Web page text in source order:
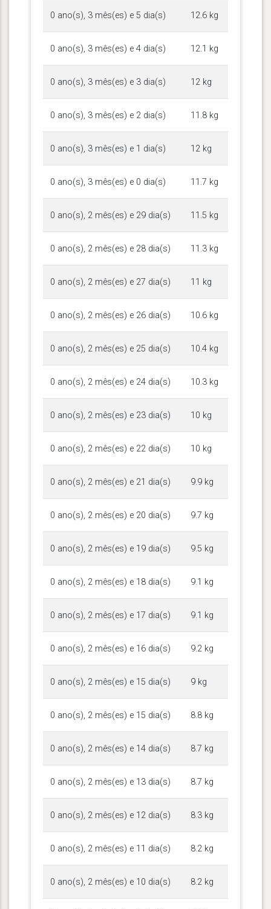
0 ano(s), 3 mês(es) e 5 dia(s) 12.6 kg
0 ano(s), 3 mês(es) e 4 dia(s) 12.1 kg
0 ano(s), 3 mês(es) e 3 dia(s) 12 kg
0 ano(s), 3 mês(es) e 2 dia(s) 11.8 kg
0 ano(s), 3 mês(es) e 1 dia(s) 12 kg
0 ano(s), 3 mês(es) e 0 dia(s) 11.7 kg
0 ano(s), 2 mês(es) e 29 dia(s) 11.5 kg
0 ano(s), 2 mês(es) e 28 dia(s) 11.3 kg
0 ano(s), 2 mês(es) e 27 dia(s) 11 kg
0 ano(s), 2 mês(es) e 26 dia(s) 10.6 kg
0 ano(s), 2 mês(es) e 25 dia(s) 10.4 kg
0 ano(s), 2 mês(es) e 24 dia(s) 10.3 kg
0 ano(s), 2 mês(es) e 23 dia(s) 10 kg
0 ano(s), 2 mês(es) e 22 dia(s) 10 kg
0 ano(s), 2 mês(es) e 21 dia(s) 9.9 kg
0 ano(s), 2 mês(es) e 20 dia(s) 9.7 kg
0 ano(s), 2 mês(es) e 19 dia(s) 9.5 kg
0 ano(s), 2 mês(es) e 18 dia(s) 9.1 kg
0 ano(s), 2 mês(es) e 17 dia(s) 9.1 kg
0 ano(s), 2 mês(es) e 16 dia(s) 9.2 kg
0 ano(s), 2 mês(es) e 15 dia(s) 9 kg
0 ano(s), 2 mês(es) e 15 dia(s) 8.8 kg
0 ano(s), 2 mês(es) e 14 dia(s) 8.7 kg
0 ano(s), 2 mês(es) e 13 dia(s) 8.7 kg
0 ano(s), 2 mês(es) e 12 dia(s) 8.3 kg
0 ano(s), 2 mês(es) e 11 dia(s) 8.2 kg
0 ano(s), 2 mês(es) e 10 dia(s) 8.2 kg